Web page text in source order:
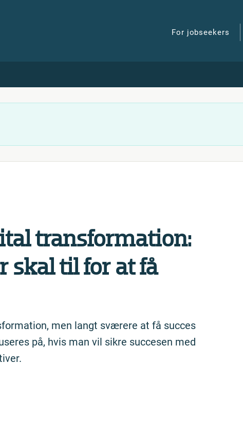
For jobseekers
trans­for­ma­tion:
skal til for at få
men langt sværere at få succes
på, hvis man vil sikre succesen med